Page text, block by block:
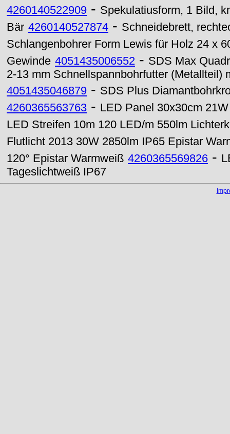
4260140522909 - Spekulatiusform, 1 Bild,
Bär 4260140527874 - Schneidebrett,
Schlangenbohrer Form Lewis für Holz 24 x
Gewinde 4051435006552 - SDS Max
2-13 mm Schnellspannbohrfutter (Metallteil)
4051435046879 - SDS Plus
4260365563763 - LED Panel 30x30cm
LED Streifen 10m 120 LED/m 550lm
Flutlicht 2013 30W 2850lm IP65 Epistar
120° Epistar Warmweiß 4260365569826 -
Tageslichtweiß IP67